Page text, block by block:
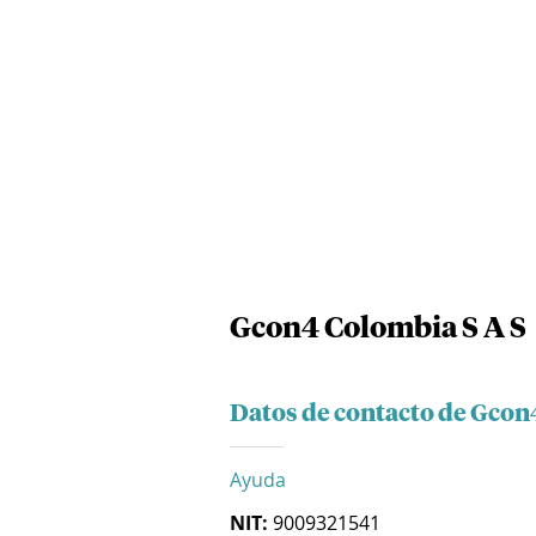
Gcon4 Colombia S A S
Datos de contacto de
Ayuda
NIT: 9009321541